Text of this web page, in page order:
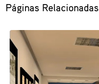
Páginas Relacionadas